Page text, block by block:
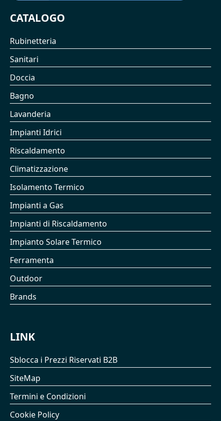
CATALOGO
Rubinetteria
Sanitari
Doccia
Bagno
Lavanderia
Impianti Idrici
Riscaldamento
Climatizzazione
Isolamento Termico
Impianti a Gas
Impianti di Riscaldamento
Impianto Solare Termico
Ferramenta
Outdoor
Brands
LINK
Sblocca i Prezzi Riservati B2B
SiteMap
Termini e Condizioni
Cookie Policy